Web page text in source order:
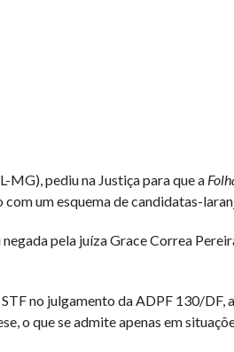
pediu na Justiça para que a
um esquema de candidatas-
pela juíza Grace Correa
no julgamento da ADPF 130/DF,
o que se admite apenas em